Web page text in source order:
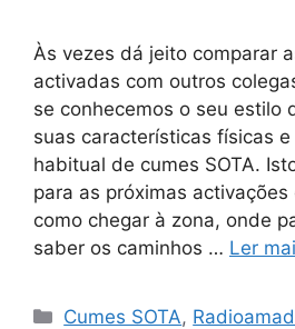
Às vezes dá jeito comparar
activadas com outros
se conhecemos o seu estilo
suas características físicas
habitual de cumes SOTA.
para as próximas
como chegar à zona, onde
saber os caminhos … Ler
Categorias
Cumes SOTA,